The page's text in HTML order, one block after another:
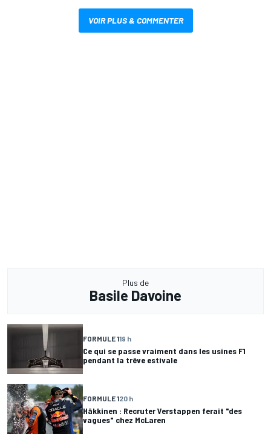
VOIR PLUS & COMMENTER
Plus de
Basile Davoine
FORMULE 119 h
Ce qui se passe vraiment dans les usines F1
pendant la trêve estivale
FORMULE 120 h
Häkkinen : Recruter Verstappen ferait "des
vagues" chez McLaren